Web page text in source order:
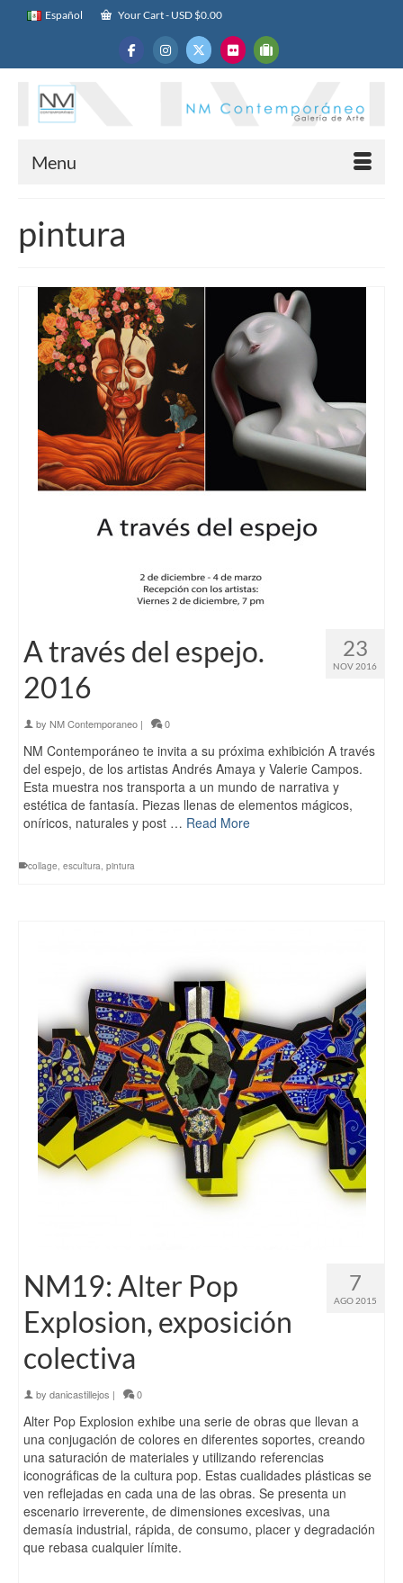
Español Your Cart- USD $0.00
Menu
pintura
23
NOV 2016
A través del espejo.
2016
by NM Contemporaneo | 0
NM Contemporáneo te invita a su próxima exhibición A través
del espejo, de los artistas Andrés Amaya y Valerie Campos.
Esta muestra nos transporta a un mundo de narrativa y
estética de fantasía. Piezas llenas de elementos mágicos,
oníricos, naturales y post … Read More
collage, escultura, pintura
7
AGO 2015
NM19: Alter Pop
Explosion, exposición
colectiva
by danicastillejos | 0
Alter Pop Explosion exhibe una serie de obras que llevan a
una conjugación de colores en diferentes soportes, creando
una saturación de materiales y utilizando referencias
iconográficas de la cultura pop. Estas cualidades plásticas se
ven reflejadas en cada una de las obras. Se presenta un
escenario irreverente, de dimensiones excesivas, una
demasía industrial, rápida, de consumo, placer y degradación
que rebasa cualquier límite.